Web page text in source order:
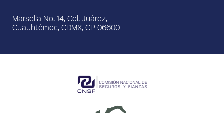
Marsella No. 14, Col. Juárez,
Cuauhtémoc, CDMX, CP 06600